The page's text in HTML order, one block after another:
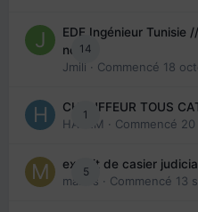
14
EDE Ingénieur Tunisie
note
Jmili · Commencé 18
1
CHAUFFEUR TOUS
HAZEM · Commencé
5
extrait de casier
maries · Commencé 13